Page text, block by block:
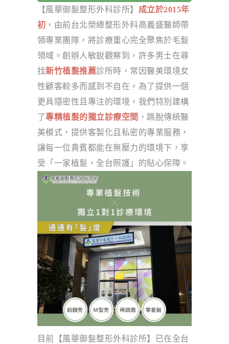
【風華御髮整形外科診所】 成立於2015年
初 ，由前台北榮總整形外科高義盛醫師帶
領專業團隊，將診療重心完全聚焦於毛髮
領域。創辦人敏銳觀察到，許多男士在尋
找新竹植髮推薦診所時，常因醫美環境女
性顧客較多而感到不自在。為了提供一個
更具隱密性且專注的環境，我們特別建構
了專精植髮的獨立診療空間 ，跳脫傳統醫
美模式，提供客製化且私密的專業服務，
讓每一位貴賓都能在無壓力的環境下，享
受「一家植髮，全台照護」的貼心保障。
目前【風華御髮整形外科診所】已在全台